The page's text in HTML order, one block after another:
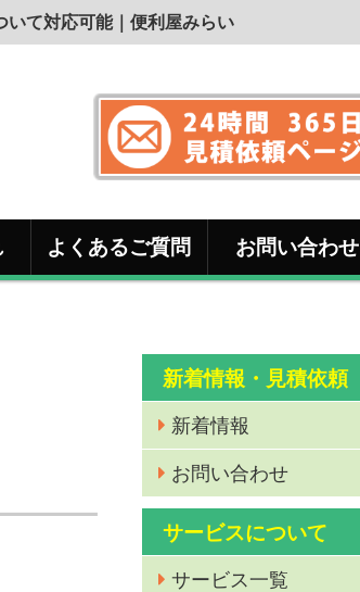
いて対応可能｜便利屋みらい
よくあるご質問 お問い合わせ
新着情報・見積依頼
新着情報
お問い合わせ
サービスについて
サービス一覧